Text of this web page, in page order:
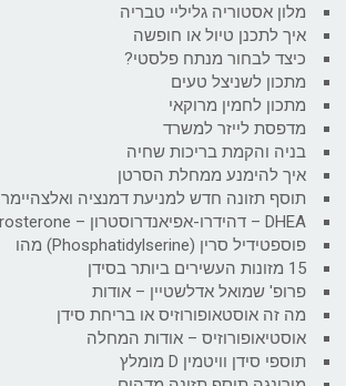
מלון אסטוריה גליליי טבריה
איך לתכנן טיול או חופשה
כיצד לבחור מנתח פלסטי?
מתכון לשניצל טעים
מתכון לחמין מרוקאי
מדפסת לייזר למשרד
בניה והקמת בריכות שחיה
איך להימנע ממחלת הסרטן
תוסף תזונה חדש למניעת דמנציה ואלצהיימר
DHEA – דהידרו-אפיאנדרוסטרון – Dehydroepiandrosterone
פוספטידיל סרין (Phosphatidylserine) מהו
15 מזונות העשירים ביותר בסידן
פרופ' שמואל אדלשטיין – אודות
מה זה אוסטאופורוזיס או בריחת סידן
אוסטיאופורוזיס – אודות המחלה
תוספי סידן וויטמין D מומלץ